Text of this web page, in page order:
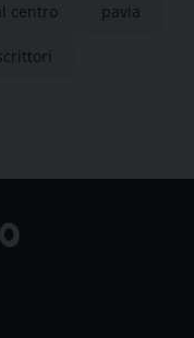
centro pavia